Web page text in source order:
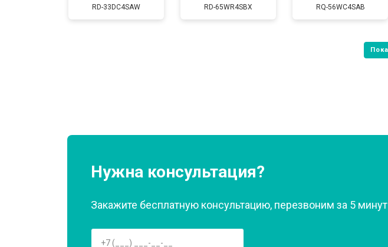
RD-33DC4SAW RD-65WR4SBX RQ-56WC4SAB
Нужна консультация?
Закажите бесплатную консультацию, перезвоним за 5 минут